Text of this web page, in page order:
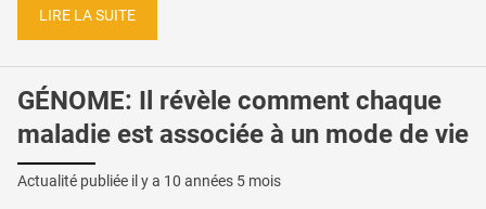
LIRE LA SUITE
GÉNOME: Il révèle comment chaque
maladie est associée à un mode de vie
Actualité publiée il y a 10 années 5 mois